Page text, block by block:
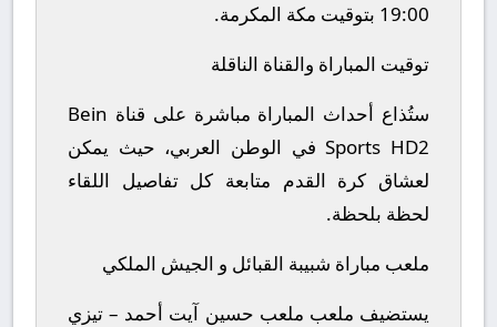
19:00 بتوقيت مكة المكرمة.
توقيت المباراة والقناة الناقلة
ستُذاع أحداث المباراة مباشرة على قناة Bein
Sports HD2 في الوطن العربي، حيث يمكن
لعشاق كرة القدم متابعة كل تفاصيل اللقاء
لحظة بلحظة.
ملعب مباراة شبيبة القبائل و الجيش الملكي
يستضيف ملعب ملعب حسين آيت أحمد – تيزي